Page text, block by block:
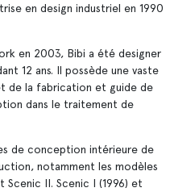
en design industriel en 1990
en 2003, Bibi a été designer
12 ans. Il possède une vaste
de la fabrication et guide de
dans le traitement de
de conception intérieure de
notamment les modèles
II. Scenic I (1996) et